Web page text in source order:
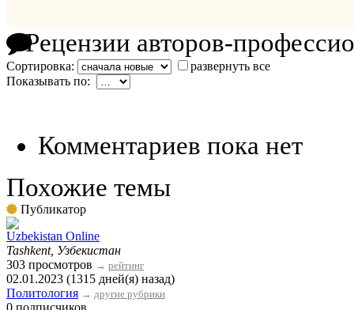
Рецензии авторов-
Сортировка:
развернуть все
Показывать по:
Комментариев пока нет
Похожие темы
Публикатор
Uzbekistan Online
Tashkent, Узбекистан
303 просмотров → рейтинг
02.01.2023 (1315 дней(я) назад)
Политология → другие рубрики
0 подписчиков